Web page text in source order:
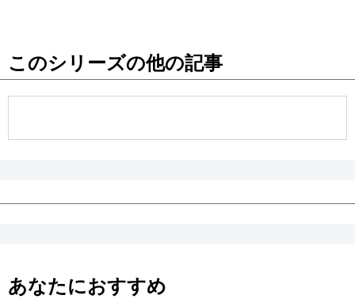
東京
このシリーズの他の記事
あなたにおすすめ